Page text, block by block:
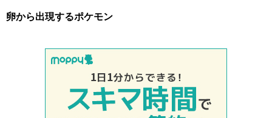
卵から出現するポケモン